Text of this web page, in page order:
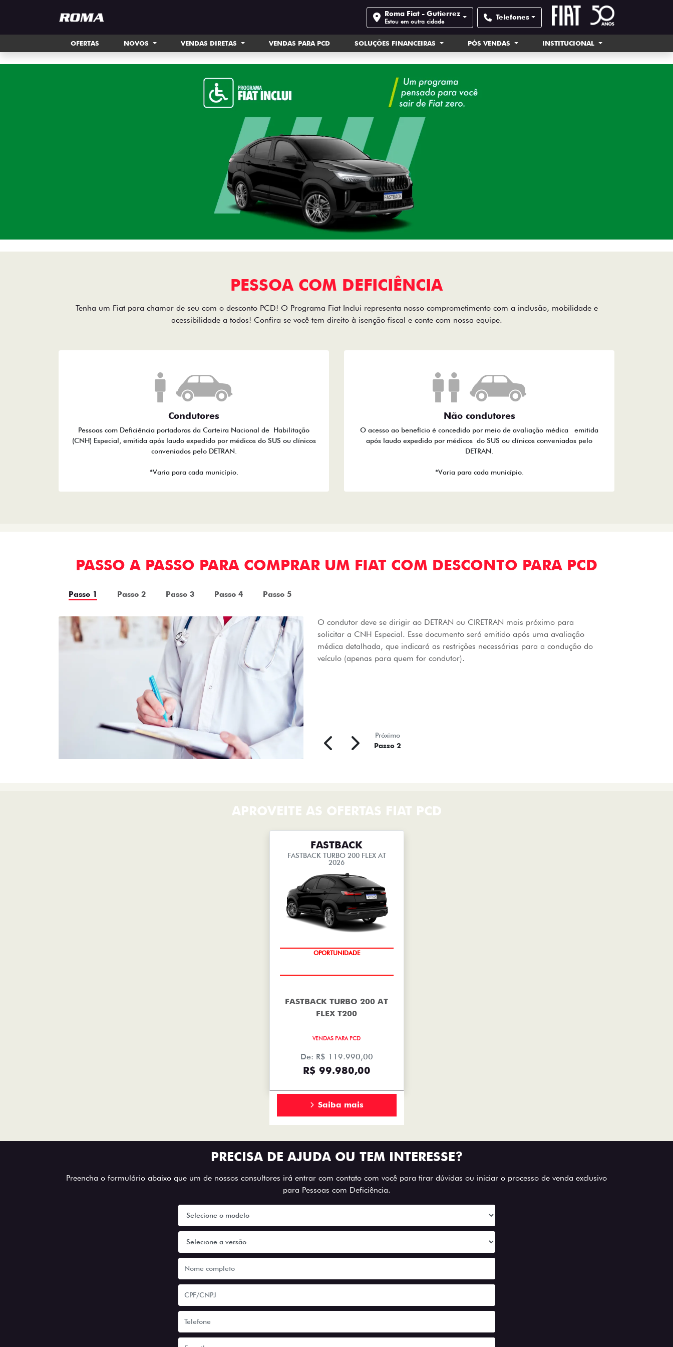
Roma Fiat - Gutierrez
Estou em outra cidade Telefones
OFERTAS NOVOS VENDAS DIRETAS VENDAS PARA PCD SOLUÇÕES FINANCEIRAS PÓS VENDAS INSTITUCIONAL
PESSOA COM DEFICIÊNCIA
Tenha um Fiat para chamar de seu com o desconto PCD! O Programa Fiat Inclui representa nosso comprometimento com a inclusão, mobilidade e
acessibilidade a todos! Confira se você tem direito à isenção fiscal e conte com nossa equipe.
Condutores
Pessoas com Deficiência portadoras da Carteira Nacional de Habilitação
(CNH) Especial, emitida após laudo expedido por médicos do SUS ou clínicos
conveniados pelo DETRAN.
*Varia para cada município.
Não condutores
O acesso ao benefício é concedido por meio de avaliação médica emitida
após laudo expedido por médicos do SUS ou clínicos conveniados pelo
DETRAN.
*Varia para cada município.
PASSO A PASSO PARA COMPRAR UM FIAT COM DESCONTO PARA PCD
Passo 1 Passo 2 Passo 3 Passo 4 Passo 5
O condutor deve se dirigir ao DETRAN ou CIRETRAN mais próximo para
solicitar a CNH Especial. Esse documento será emitido após uma avaliação
médica detalhada, que indicará as restrições necessárias para a condução do
veículo (apenas para quem for condutor).
Próximo
Passo 2
APROVEITE AS OFERTAS FIAT PCD
FASTBACK
FASTBACK TURBO 200 FLEX AT
2026
OPORTUNIDADE
FASTBACK TURBO 200 AT
FLEX T200
VENDAS PARA PCD
De: R$ 119.990,00
R$ 99.980,00
Saiba mais
PRECISA DE AJUDA OU TEM INTERESSE?
Preencha o formulário abaixo que um de nossos consultores irá entrar com contato com você para tirar dúvidas ou iniciar o processo de venda exclusivo
para Pessoas com Deficiência.